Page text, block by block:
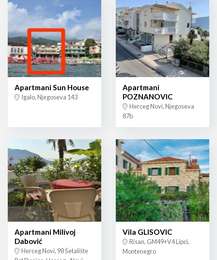
Apartmani Sun House
Igalo, Njegoseva 143
Apartmani
POZNANOVIC
Herceg Novi, Njegoseva
87b
Apartmani Milivoj
Dabović
Herceg Novi, 98 Šetalište
Vila GLISOVIC
Risan, GM49+V4 Lipci,
Montenegro